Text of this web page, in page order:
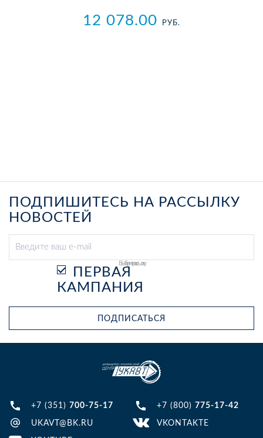
12 078.00 РУБ.
ПОДПИШИТЕСЬ НА РАССЫЛКУ
НОВОСТЕЙ
Выберите рассылку
ПЕРВАЯ
КАМПАНИЯ
ПОДПИСАТЬСЯ
+7 (351) 700-75-17 +7 (800) 775-17-42
UKAVT@BK.RU VKONTAKTE